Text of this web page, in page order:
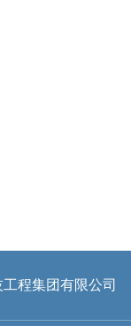
程集团有限公司